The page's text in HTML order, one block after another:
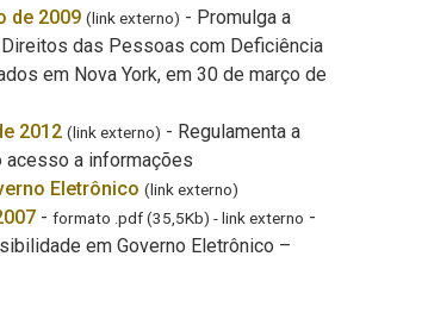
de 2009 (link externo) - Promulga a
das Pessoas com Deficiência
em Nova York, em 30 de março de
2012 (link externo) - Regulamenta a
acesso a informações
Eletrônico (link externo)
- formato .pdf (35,5Kb) - link externo -
em Governo Eletrônico –